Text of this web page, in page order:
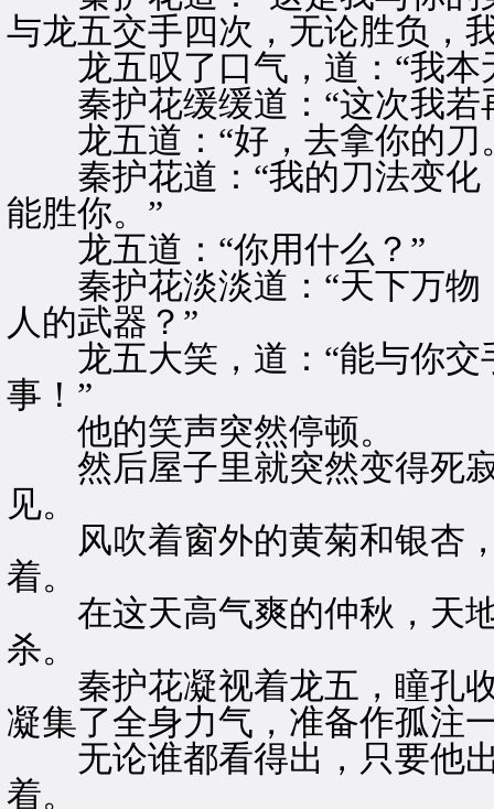
与龙五交手四次，无论胜负，
龙五叹了口气，道：“我本
秦护花缓缓道：“这次我若
龙五道：“好，去拿你的刀
秦护花道：“我的刀法变化
能胜你。”
龙五道：“你用什么？”
秦护花淡淡道：“天下万物
人的武器？”
龙五大笑，道：“能与你交
事！”
他的笑声突然停顿。
然后屋子里就突然变得死寂
见。
风吹着窗外的黄菊和银杏，
着。
在这天高气爽的仲秋，天地
杀。
秦护花凝视着龙五，瞳孔收
凝集了全身力气，准备作孤注
无论谁都看得出，只要他出
着。